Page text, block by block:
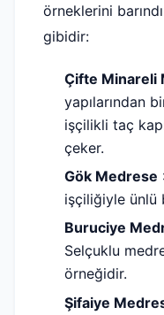
örneklerini
gibidir:
Çifte Minareli
yapılarından
işçilikli taç
çeker.
Gök Medrese
işçiliğiyle ünlü
Buruciye
Selçuklu
örneğidir.
Şifaiye